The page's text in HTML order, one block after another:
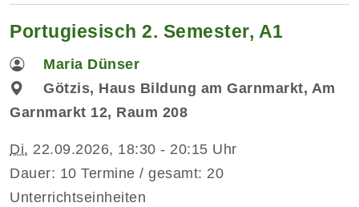
Portugiesisch 2. Semester, A1
Maria Dünser
Götzis, Haus Bildung am Garnmarkt, Am
Garnmarkt 12, Raum 208
Di. 22.09.2026, 18:30 - 20:15 Uhr
Dauer: 10 Termine / gesamt: 20
Unterrichtseinheiten